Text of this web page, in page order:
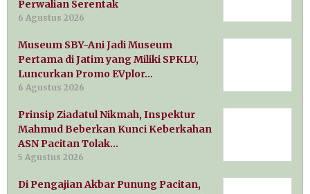
Perwalian Serentak
6 Agustus 2026
Museum SBY-Ani Jadi Museum
Pertama di Jatim yang Miliki SPKLU,
Luncurkan Promo EVplor…
6 Agustus 2026
Prinsip Ziadatul Nikmah, Inspektur
Mahmud Beberkan Kunci Keberkahan
ASN Pacitan Tolak…
5 Agustus 2026
Di Pengajian Akbar Punung Pacitan,